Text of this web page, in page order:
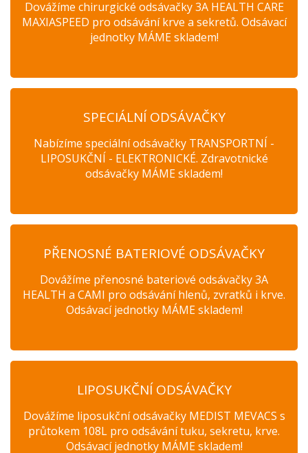
Dovážíme chirurgické odsávačky 3A HEALTH CARE
MAXIASPEED pro odsávání krve a sekretů. Odsávací
jednotky MÁME skladem!
SPECIÁLNÍ ODSÁVAČKY
Nabízíme speciální odsávačky TRANSPORTNÍ -
LIPOSUKČNÍ - ELEKTRONICKÉ. Zdravotnické
odsávačky MÁME skladem!
PŘENOSNÉ BATERIOVÉ ODSÁVAČKY
Dovážíme přenosné bateriové odsávačky 3A
HEALTH a CAMI pro odsávání hlenů, zvratků i krve.
Odsávací jednotky MÁME skladem!
LIPOSUKČNÍ ODSÁVAČKY
Dovážíme liposukční odsávačky MEDIST MEVACS s
průtokem 108L pro odsávání tuku, sekretu, krve.
Odsávací jednotky MÁME skladem!